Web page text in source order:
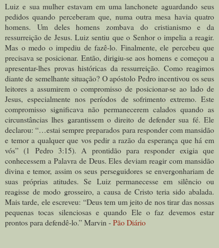
Luiz e sua mulher estavam em uma lanchonete aguardando seus
pedidos quando perceberam que, numa outra mesa havia quatro
homens. Um deles homens zombava do cristianismo e da
ressurreição de Jesus. Luiz sentiu que o Senhor o impelia a reagir.
Mas o medo o impediu de fazê-lo. Finalmente, ele percebeu que
precisava se posicionar. Então, dirigiu-se aos homens e começou a
apresentar-lhes provas históricas da ressurreição. Como reagimos
diante de semelhante situação? O apóstolo Pedro incentivou os seus
leitores a assumirem o compromisso de posicionar-se ao lado de
Jesus, especialmente nos períodos de sofrimento extremo. Este
compromisso significava não permanecerem calados quando as
circunstâncias lhes garantissem o direito de defender sua fé. Ele
declarou: “…estai sempre preparados para responder com mansidão
e temor a qualquer que vos pedir a razão da esperança que há em
vós” (1 Pedro 3:15). A prontidão para responder exigia que
conhecessem a Palavra de Deus. Eles deviam reagir com mansidão
divina e temor, assim os seus perseguidores se envergonhariam de
suas próprias atitudes. Se Luiz permanecesse em silêncio ou
reagisse de modo grosseiro, a causa de Cristo teria sido abalada.
Mais tarde, ele escreveu: “Deus tem um jeito de nos tirar das nossas
pequenas tocas silenciosas e quando Ele o faz devemos estar
prontos para defendê-lo.” Marvin -Pão Diário